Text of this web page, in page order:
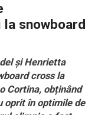
snowboard
și Henrietta
cross la
Cortina, obținând
oprit în optimile de